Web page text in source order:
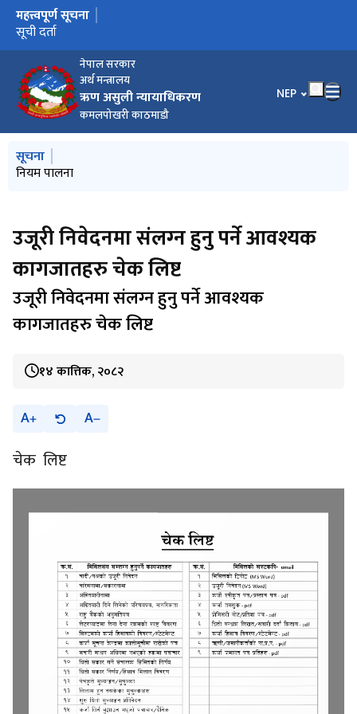
नेपाल सरकार
अर्थ मन्त्रालय
ऋण असुली न्यायाधिकरण
कमलपोखरी काठमाडौ
भाषा चयन गर्नुहोस्
NEP
मुख्य नेभिगेसनमा जानुहोस्
महत्त्वपूर्ण सूचना
सूचना
सूची दर्ता
मुख्य नेभिगेसनमा जानुहोस्
सूचना
नियम पालना
उजूरी निवेदनमा संलग्‍न हुनु पर्ने आवश्यक
कागजातहरु चेक लिष्ट
उजूरी निवेदनमा संलग्‍न हुनु पर्ने आवश्यक
कागजातहरु चेक लिष्ट
१४ कात्तिक, २०८२
A A
चेक लिष्ट